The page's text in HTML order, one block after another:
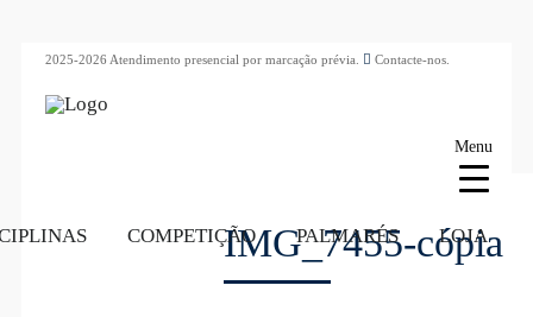
2025-2026 Atendimento presencial por marcação prévia. Contacte-nos.
COMPETIÇÃO PALMARÉS LOJA
IMG_7455-cópia
Menu